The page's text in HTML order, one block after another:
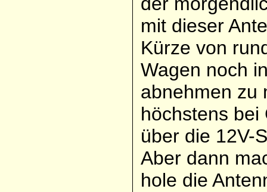
mit dieser
Kürze von
Wagen noch
abnehmen zu
höchstens bei
über die 12V-
Aber dann
hole die